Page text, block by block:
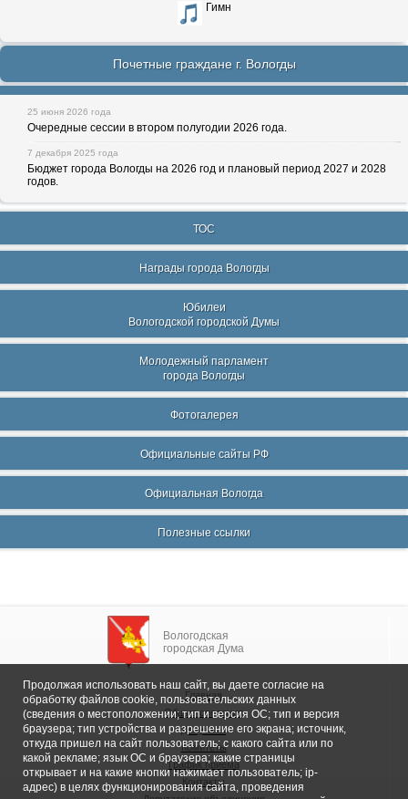
Гимн
Почетные граждане г. Вологды
25 июня 2026 года
Очередные сессии в втором полугодии 2026 года.
7 декабря 2025 года
Бюджет города Вологды на 2026 год и плановый период 2027 и 2028
годов.
ТОС
Награды города Вологды
Юбилеи
Вологодской городской Думы
Молодежный парламент
города Вологды
Фотогалерея
Официальные сайты РФ
Официальная Вологда
Полезные ссылки
Вологодская
городская Дума
Главная
Общие сведения
Депутаты
Комитеты
График приема
Контакты
Продолжая использовать наш сайт, вы даете согласие на
обработку файлов cookie, пользовательских данных
(сведения о местоположении; тип и версия ОС; тип и версия
браузера; тип устройства и разрешение его экрана; источник,
откуда пришел на сайт пользователь; с какого сайта или по
какой рекламе; язык ОС и браузера; какие страницы
открывает и на какие кнопки нажимает пользователь; ip-
адрес) в целях функционирования сайта, проведения